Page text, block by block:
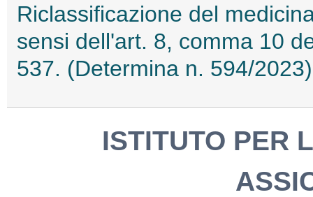
Riclassificazione del
sensi dell'art. 8, comma 10
537. (Determina n. 594/
ISTITUTO PER